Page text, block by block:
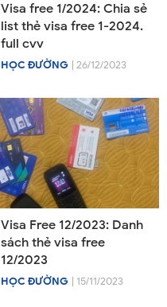
Visa free 1/2024: Chia sẻ
list thẻ visa free 1-2024.
full cvv
HỌC ĐƯỜNG | 26/12/2023
Visa Free 12/2023: Danh
sách thẻ visa free
12/2023
HỌC ĐƯỜNG | 15/11/2023